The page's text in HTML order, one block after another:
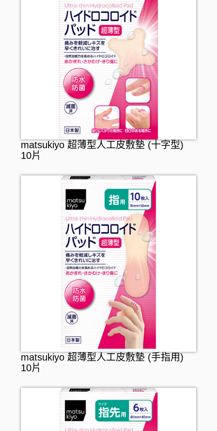
牙刷
牙膏
牙線
漱口水
假牙護理
女士衛生護理
男士剃鬚用品
matsukiyo 超薄型人工皮敷墊 (十字型)
10片
matsukiyo 超薄型人工皮敷墊 (手指用)
10片